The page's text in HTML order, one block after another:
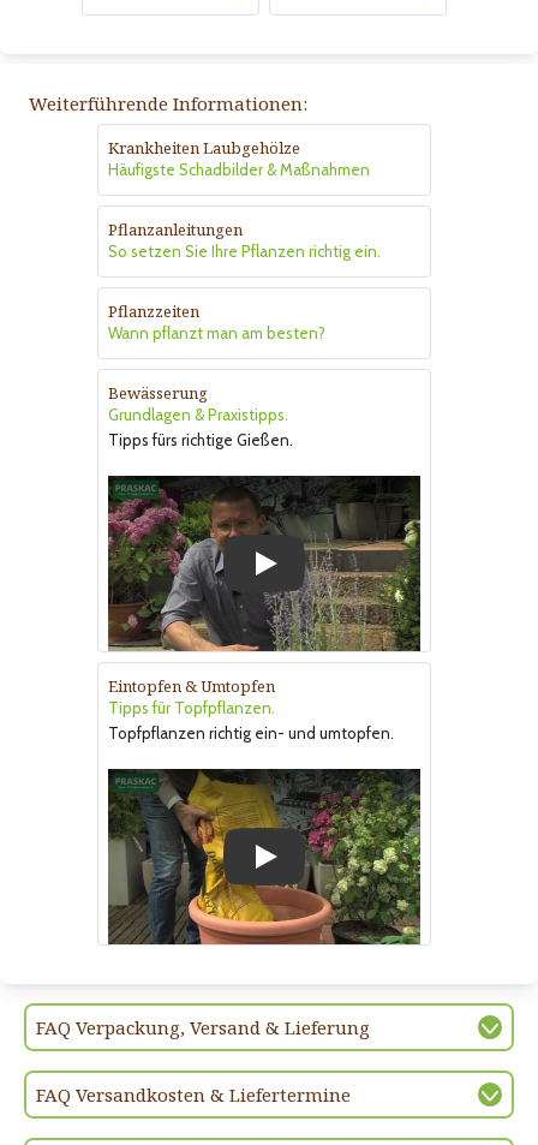
Weiterführende Informationen:
Krankheiten Laubgehölze
Häufigste Schadbilder & Maßnahmen
Pflanzanleitungen
So setzen Sie Ihre Pflanzen richtig ein.
Pflanzzeiten
Wann pflanzt man am besten?
Bewässerung
Grundlagen & Praxistipps.
Tipps fürs richtige Gießen.
Play
Eintopfen & Umtopfen
Tipps für Topfpflanzen.
Topfpflanzen richtig ein- und umtopfen.
Play
FAQ Verpackung, Versand & Lieferung
FAQ Versandkosten & Liefertermine